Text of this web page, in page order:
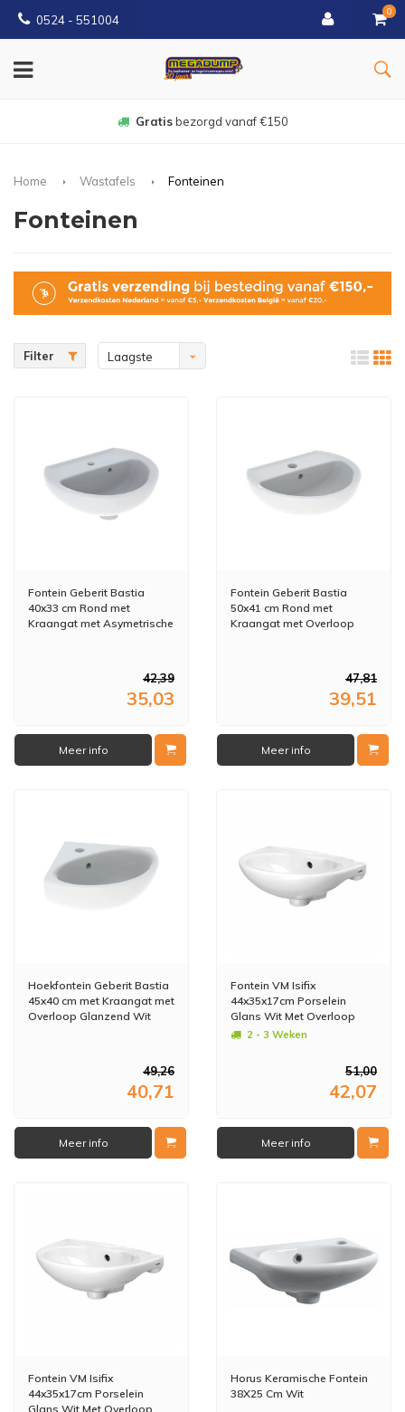
0524 - 551004
0
Gratisbezorgd vanaf €150
Home Wastafels Fonteinen
Fonteinen
Filter
Laagste
Fontein Geberit Bastia
40x33 cm Rond met
Kraangat met Asymetrische
42,39
35,03
Meer info
Fontein Geberit Bastia
50x41 cm Rond met
Kraangat met Overloop
47,81
39,51
Meer info
Hoekfontein Geberit Bastia
45x40 cm met Kraangat met
Overloop Glanzend Wit
49,26
40,71
Meer info
Fontein VM Isifix
44x35x17cm Porselein
Glans Wit Met Overloop
2 - 3 Weken
51,00
42,07
Meer info
Fontein VM Isifix
44x35x17cm Porselein
Glans Wit Met Overloop
Horus Keramische Fontein
38X25 Cm Wit